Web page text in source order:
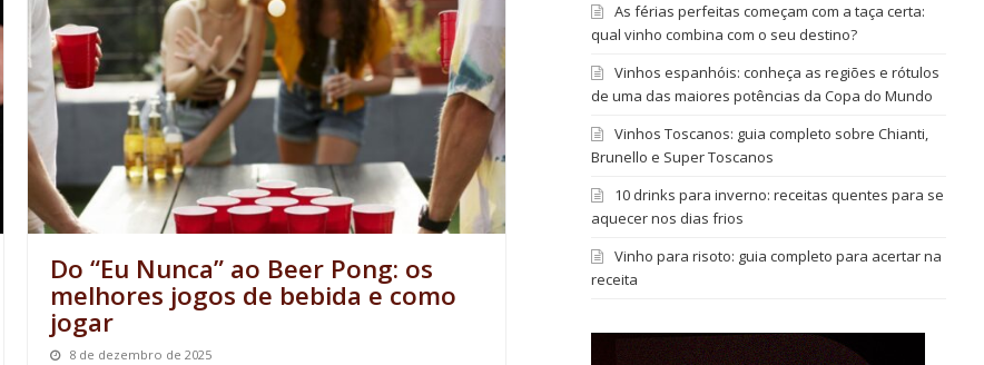
Do “Eu Nunca” ao Beer Pong: os
melhores jogos de bebida e como
jogar
8 de dezembro de 2025
As férias perfeitas começam com a taça certa:
qual vinho combina com o seu destino?
Vinhos espanhóis: conheça as regiões e rótulos
de uma das maiores potências da Copa do Mundo
Vinhos Toscanos: guia completo sobre Chianti,
Brunello e Super Toscanos
10 drinks para inverno: receitas quentes para se
aquecer nos dias frios
Vinho para risoto: guia completo para acertar na
receita